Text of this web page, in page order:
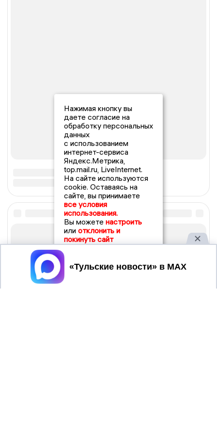
Нажимая кнопку вы
даете согласие на
обработку персональных
данных
с использованием
интернет-сервиса
Яндекс.Метрика,
top.mail.ru, LiveInternet.
На сайте используются
cookie. Оставаясь на
сайте, вы принимаете
все условия
использования.
Вы можете настроить
или отклонить и
покинуть сайт
Принять